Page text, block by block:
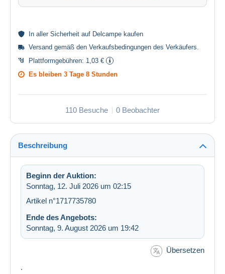
In aller Sicherheit auf Delcampe kaufen
Versand gemäß den Verkaufsbedingungen des Verkäufers.
Plattformgebühren: 1,03 €
Es bleiben 3 Tage 8 Stunden
110 Besuche 0 Beobachter
Beschreibung
Beginn der Auktion:
Sonntag, 12. Juli 2026 um 02:15
Artikel n°1717735780
Ende des Angebots:
Sonntag, 9. August 2026 um 19:42
Übersetzen
.